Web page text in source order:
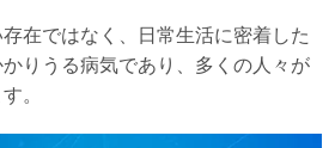
存在ではなく、日常生活に密着した
りうる病気であり、多くの人々が
。